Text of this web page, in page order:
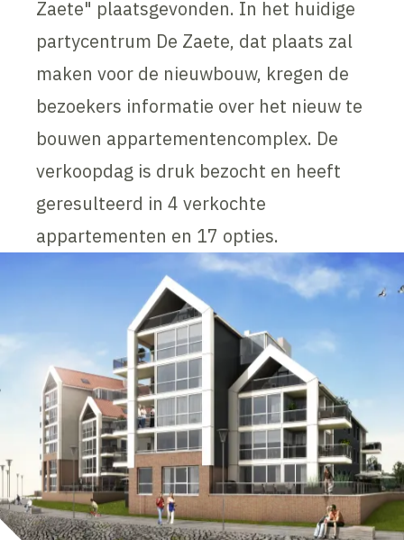
Zaete" plaatsgevonden. In het huidige
partycentrum De Zaete, dat plaats zal
maken voor de nieuwbouw, kregen de
bezoekers informatie over het nieuw te
bouwen appartementencomplex. De
verkoopdag is druk bezocht en heeft
geresulteerd in 4 verkochte
appartementen en 17 opties.